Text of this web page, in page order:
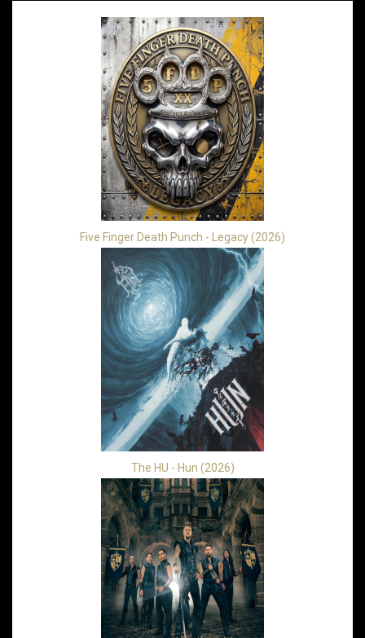
Five Finger Death Punch - Legacy (2026)
The HU - Hun (2026)